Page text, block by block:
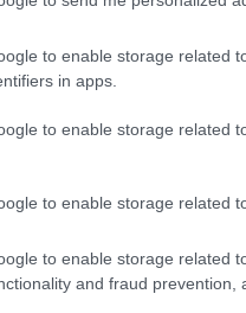
to enable storage related
in apps.
to enable storage related
to enable storage related
to enable storage related
and fraud prevention,